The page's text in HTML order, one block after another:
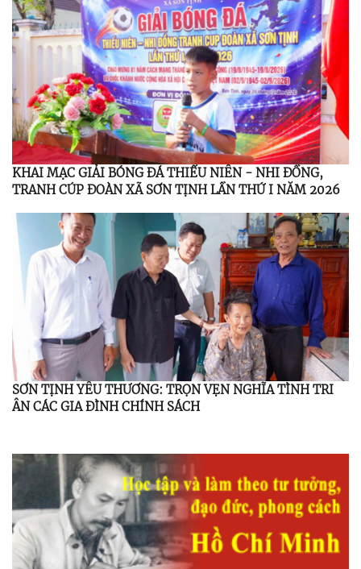
BAN CHẤP HÀNH TRUNG ƯƠNG ĐẢNG KHÓA XIV
KHAI MẠC GIẢI BÓNG ĐÁ THIẾU NIÊN - NHI ĐỒNG,
TRANH CÚP ĐOÀN XÃ SƠN TỊNH LẦN THỨ I NĂM 2026
SƠN TỊNH YÊU THƯƠNG: TRỌN VẸN NGHĨA TÌNH TRI
ÂN CÁC GIA ĐÌNH CHÍNH SÁCH